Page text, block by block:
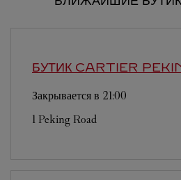
БУТИК CARTIER
Закрывается в 21:00
1 Peking Road